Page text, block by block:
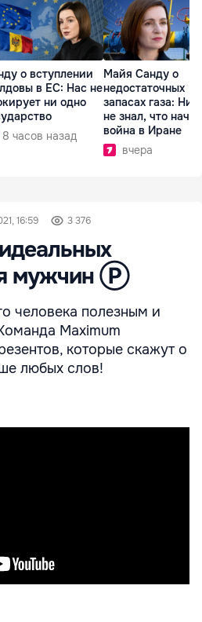
о вступлении
в ЕС: Нас не
ни одно
8 часов назад
Майя Санду о
недостаточных
запасах газа:
не знал, что
война в Иране
вчера
16:59 3 376
мужчин Ⓟ
человека полезным и
Maximum
которые скажут о
любых слов!